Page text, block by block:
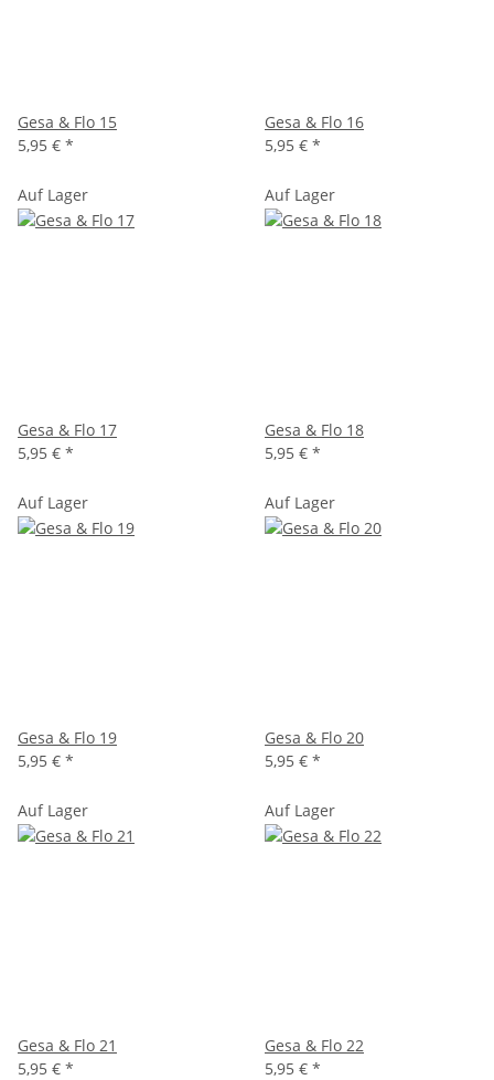
Gesa & Flo 15
5,95 € *
Gesa & Flo 16
5,95 € *
Auf Lager
Gesa & Flo 17
5,95 € *
Auf Lager
Gesa & Flo 18
5,95 € *
Auf Lager
Gesa & Flo 19
5,95 € *
Auf Lager
Gesa & Flo 20
5,95 € *
Auf Lager
Gesa & Flo 21
5,95 € *
Auf Lager
Gesa & Flo 22
5,95 € *